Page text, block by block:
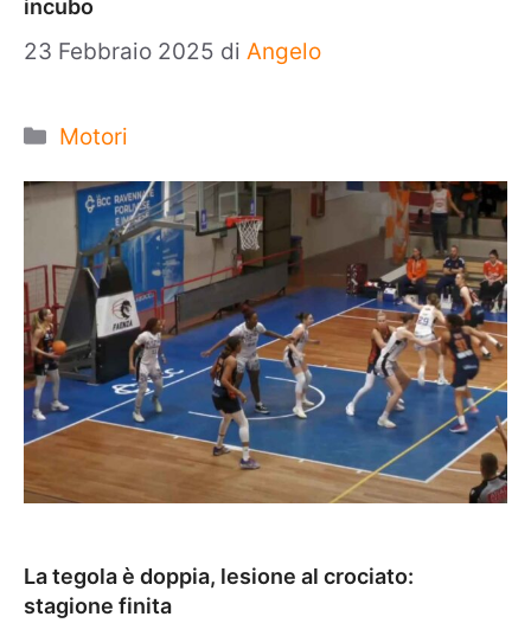
incubo
23 Febbraio 2025 di Angelo
Categorie
Motori
La tegola è doppia, lesione al crociato:
stagione finita